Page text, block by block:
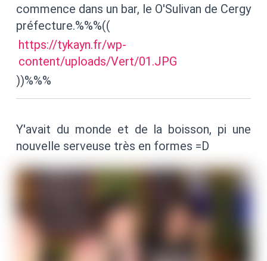
commence dans un bar, le O'Sulivan de Cergy
préfecture.%%%((
https://tykayn.fr/wp-
content/uploads/Vert/01.JPG
))%%%
Y'avait du monde et de la boisson, pi une
nouvelle serveuse très en formes =D